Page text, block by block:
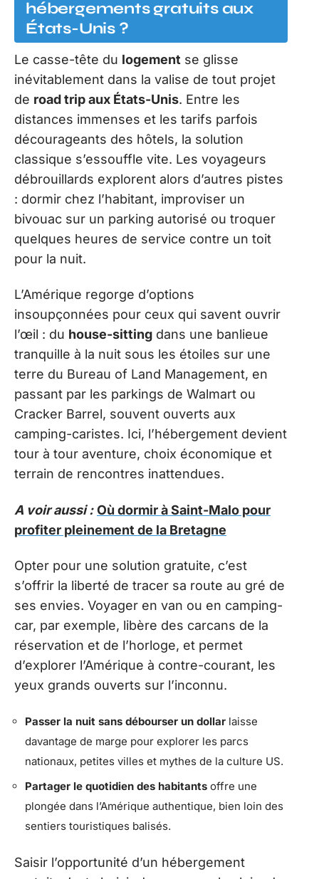
hébergements gratuits aux
États-Unis ?
Le casse-tête du logement se glisse
inévitablement dans la valise de tout projet
de road trip aux États-Unis. Entre les
distances immenses et les tarifs parfois
décourageants des hôtels, la solution
classique s’essouffle vite. Les voyageurs
débrouillards explorent alors d’autres pistes
: dormir chez l’habitant, improviser un
bivouac sur un parking autorisé ou troquer
quelques heures de service contre un toit
pour la nuit.
L’Amérique regorge d’options
insoupçonnées pour ceux qui savent ouvrir
l’œil : du house-sitting dans une banlieue
tranquille à la nuit sous les étoiles sur une
terre du Bureau of Land Management, en
passant par les parkings de Walmart ou
Cracker Barrel, souvent ouverts aux
camping-caristes. Ici, l’hébergement devient
tour à tour aventure, choix économique et
terrain de rencontres inattendues.
A voir aussi : Où dormir à Saint-Malo pour
profiter pleinement de la Bretagne
Opter pour une solution gratuite, c’est
s’offrir la liberté de tracer sa route au gré de
ses envies. Voyager en van ou en camping-
car, par exemple, libère des carcans de la
réservation et de l’horloge, et permet
d’explorer l’Amérique à contre-courant, les
yeux grands ouverts sur l’inconnu.
Passer la nuit sans débourser un dollar laisse
davantage de marge pour explorer les parcs
nationaux, petites villes et mythes de la culture US.
Partager le quotidien des habitants offre une
plongée dans l’Amérique authentique, bien loin des
sentiers touristiques balisés.
Saisir l’opportunité d’un hébergement